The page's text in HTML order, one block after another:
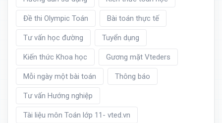
Đề thi Olympic Toán Bài toán thực tế
Tư vấn học đường Tuyển dụng
Kiến thức Khoa học Gương mặt Vteders
Mỗi ngày một bài toán Thông báo
Tư vấn Hướng nghiệp
Tài liệu môn Toán lớp 11- vted.vn